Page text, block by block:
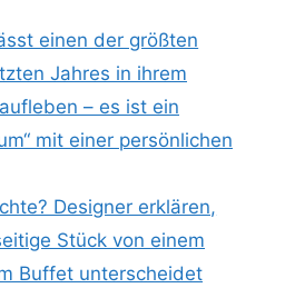
einen der größten
Jahres in ihrem
– es ist ein
mit einer persönlichen
Designer erklären,
Stück von einem
Buffet unterscheidet